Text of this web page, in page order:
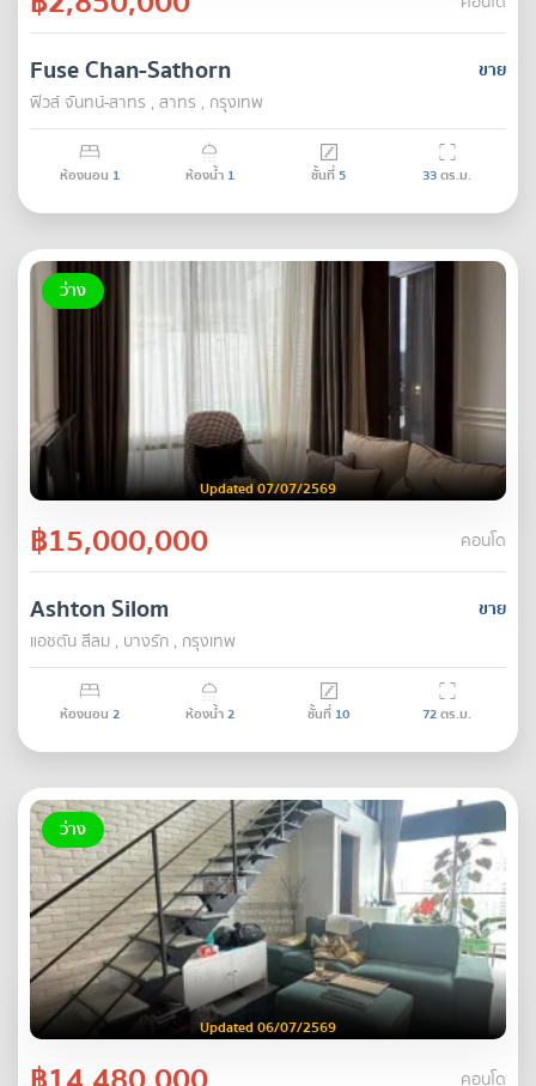
ขาย
Fuse Chan-Sathorn
ฟิวส์ จันทน์-สาทร , สาทร , กรุงเทพ
ห้องนอน 1 ห้องน้ำ 1 ชั้นที่5 33ตร.ม.
ว่าง
Updated 07/07/2569
฿15,000,000 คอนโด
ขาย
Ashton Silom
แอชตัน สีลม , บางรัก , กรุงเทพ
ห้องนอน 2 ห้องน้ำ2 ชั้นที่ 10 72ตร.ม.
ว่าง
Updated 06/07/2569
คอนโด